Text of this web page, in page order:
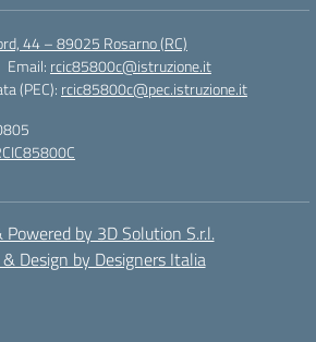
44 – 89025 Rosarno (RC)
Email: rcic85800c@istruzione.it
(PEC): rcic85800c@pec.istruzione.it
by 3D Solution S.r.l.
Design by Designers Italia